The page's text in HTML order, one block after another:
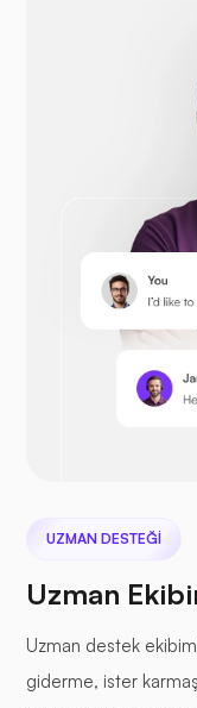
UZMAN DESTEĞI
Uzman
Uzman destek
giderme, ister